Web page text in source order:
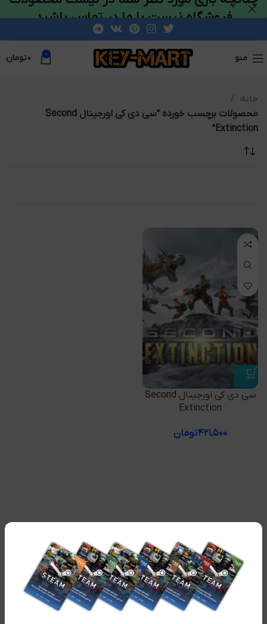
منو 0 ۰تومان
خانه
محصولات برچسب خورده “سی دی کی اورجینال Second
Extinction”
سی دی کی اورجینال Second
Extinction
۴۲۱,۵۰۰تومان
فروشگاه نیست با ما در تماس باشید